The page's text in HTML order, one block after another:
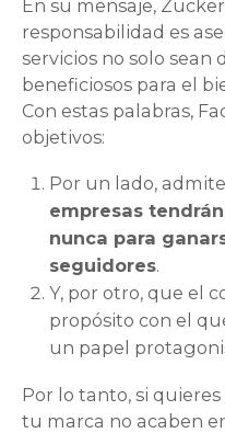
En su mensaje,
responsabilidad es
servicios no solo sean
beneficiosos para el
Con estas palabras,
objetivos:
Por un lado,
empresas
nunca para
seguidores.
Y, por otro, que el
propósito con el
un papel
Por lo tanto, si
tu marca no acaben